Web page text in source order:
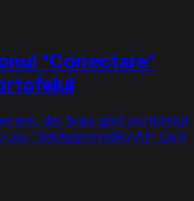
'Conectare'
dar ți-au golit portofelul
ului 'SetApprovalForAll' care